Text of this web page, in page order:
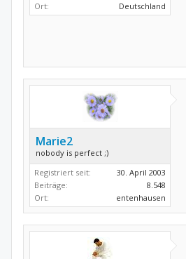
Ort:
Deutschland
Marie2
nobody is perfect ;)
Registriert seit:
30. April 2003
Beiträge:
8.548
Ort:
entenhausen